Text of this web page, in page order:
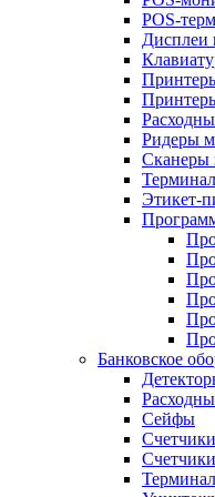
POS-
Дисплеи
Ридеры
Сканеры
Этикет-
Банковское
Сейфы